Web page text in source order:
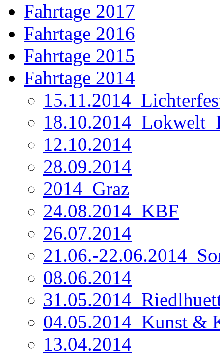
Fahrtage 2017
Fahrtage 2016
Fahrtage 2015
Fahrtage 2014
12.10.2014
28.09.2014
2014_Graz
24.08.2014_KBF
26.07.2014
21.06.-
08.06.2014
04.05.2014_Kunst &
13.04.2014